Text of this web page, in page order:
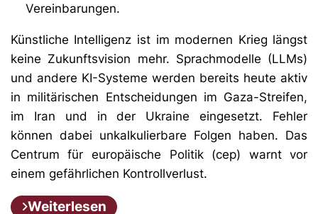
Vereinbarungen.
Künstliche Intelligenz ist im modernen Krieg längst
keine Zukunftsvision mehr. Sprachmodelle (LLMs)
und andere KI-Systeme werden bereits heute aktiv
in militärischen Entscheidungen im Gaza-Streifen,
im Iran und in der Ukraine eingesetzt. Fehler
können dabei unkalkulierbare Folgen haben. Das
Centrum für europäische Politik (cep) warnt vor
einem gefährlichen Kontrollverlust.
Weiterlesen